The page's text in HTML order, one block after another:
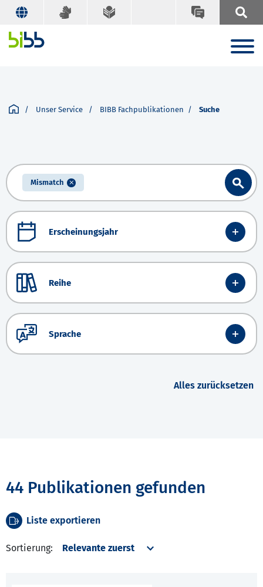
Unser Service BIBB Fachpublikationen Suche
Mismatch
Erscheinungsjahr
Reihe
Sprache
Alles zurücksetzen
44 Publikationen gefunden
Liste exportieren
Sortierung: